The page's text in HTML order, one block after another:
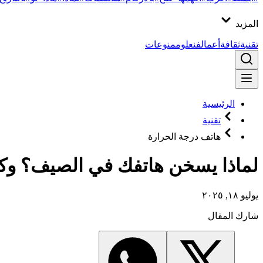
المزيد
تقنيةثقافة أعمالفنعلوممنوعات
الرئيسية
تقنية
هاتف درجة الحرارة
لماذا يسخن هاتفك في الصيف؟
يوليو ١٨, ٢٠٢٥
شارك المقال